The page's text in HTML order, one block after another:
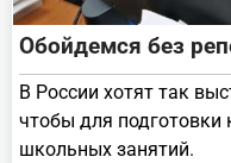
Обойдемся без
В России хотят так
чтобы для подготовки
школьных занятий.